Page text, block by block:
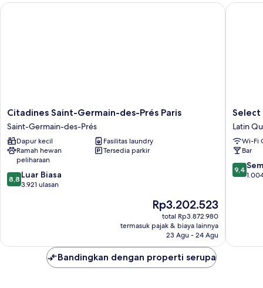
Citadines
Saint-
Germain-
des-
Prés
Paris
Saint-
Germain-
Citadines Saint-Germain-des-Prés Paris
Saint-Germain-des-Prés
Dapur kecil
Fasilitas laundry
Ramah hewan
peliharaan
Tersedia parkir
8.8
dari
8,8 Luar Biasa
3.921 ulasan
Harga
sekarang
Rp3.202.523
Rp3.202.523
total Rp3.872.980
termasuk pajak & biaya lainnya
23 Agu - 24 Agu
Citadines Saint-Germain-des-Prés Paris
Select
Hotel
-
Rive
Gauche
Latin
Quarter
Select
Latin
Wi-Fi
Bar
9.4
dari
9,4
Select
Bandingkan dengan properti serupa